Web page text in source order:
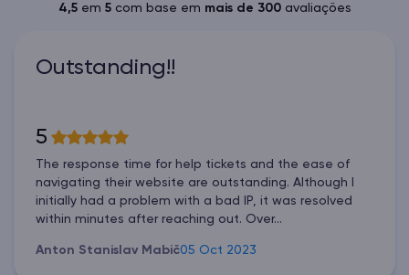
4,5em 5com base em mais de 300avaliações
Outstanding!!
5
The response time for help tickets and the ease of
navigating their website are outstanding. Although I
initially had a problem with a bad IP, it was resolved
within minutes after reaching out. Over...
Anton Stanislav Mabič05 Oct 2023